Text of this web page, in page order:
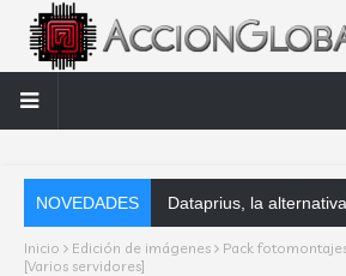
NOVEDADES Dataprius, la alternativa a Google Drive y
Inicio Edición de imágenes
Pack
[Varios servidores]